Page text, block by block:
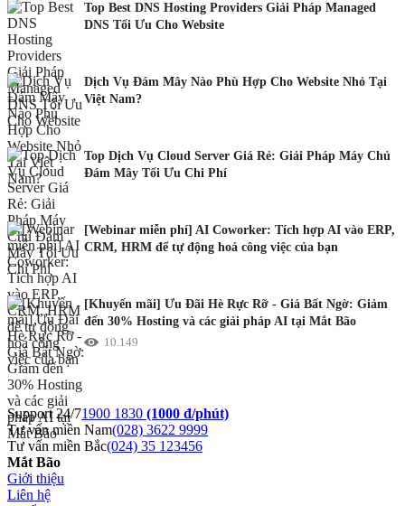
Top Best DNS Hosting Providers Giải Pháp Managed
DNS Tối Ưu Cho Website
Dịch Vụ Đám Mây Nào Phù Hợp Cho Website Nhỏ Tại
Việt Nam?
Top Dịch Vụ Cloud Server Giá Rẻ: Giải Pháp Máy Chủ
Đám Mây Tối Ưu Chi Phí
[Webinar miễn phí] AI Coworker: Tích hợp AI vào ERP,
CRM, HRM để tự động hoá công việc của bạn
[Khuyến mãi] Ưu Đãi Hè Rực Rỡ - Giá Bất Ngờ: Giảm
đến 30% Hosting và các giải pháp AI tại Mắt Bão
10.149
Support 24/71900 1830 (1000 đ/phút)
Tư vấn miền Nam(028) 3622 9999
Tư vấn miền Bắc(024) 35 123456
Mắt Bão
Giới thiệu
Liên hệ